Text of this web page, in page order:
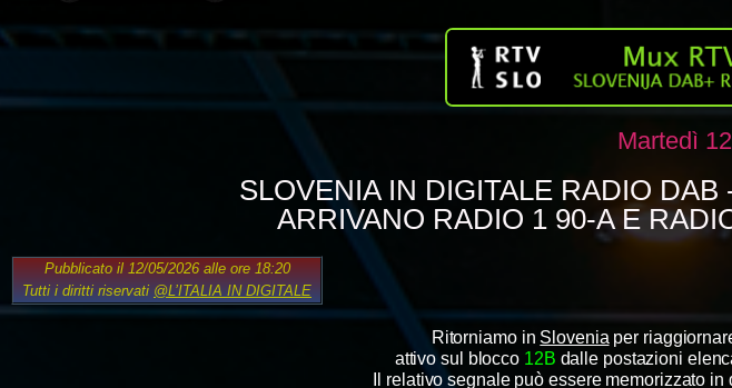
Martedì
SLOVENIA IN DIGITALE RADIO
ARRIVANO RADIO 1 90-A E
Pubblicato il 12/05/2026 alle ore 18:20
Tutti i diritti riservati @L’ITALIA IN DIGITALE
Ritorniamo in Slovenia per
attivo sul blocco 12B dalle postazioni
Il relativo segnale può essere memorizzato in